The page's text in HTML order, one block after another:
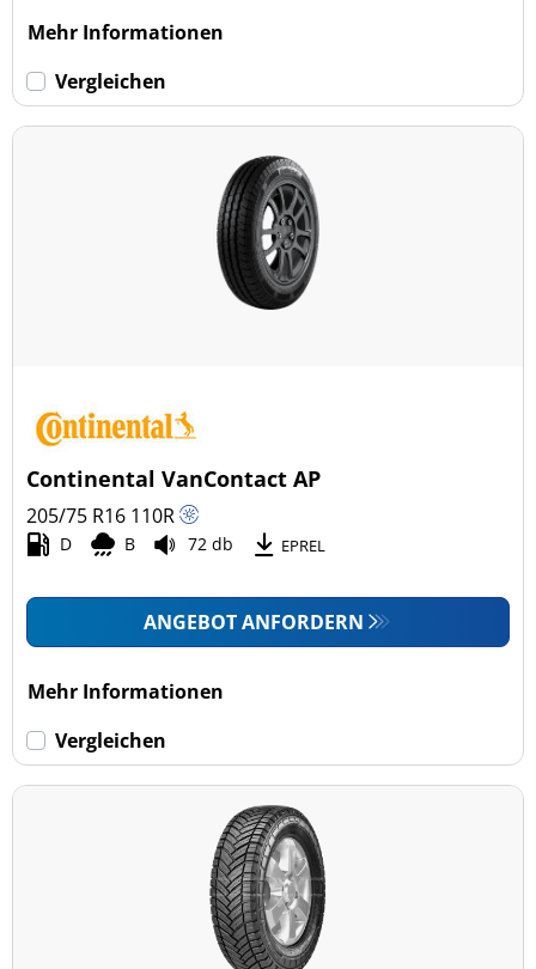
Mehr Informationen
Vergleichen
Continental VanContact AP
205/75 R16 110R
D B 72 db EPREL
ANGEBOT ANFORDERN
Mehr Informationen
Vergleichen